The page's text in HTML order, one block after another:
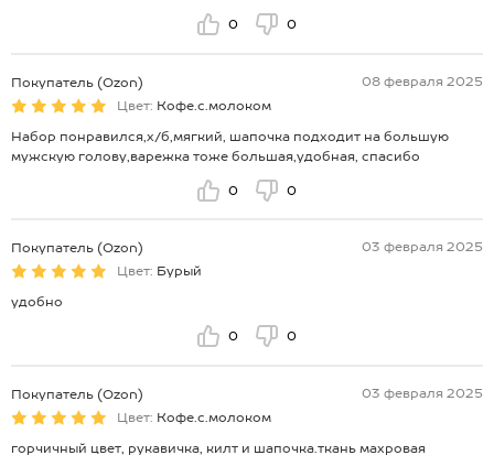
0 0
Покупатель (Ozon)
08 февраля 2025
Цвет: Кофе.с.молоком
Набор понравился,х/б,мягкий, шапочка подходит на большую
мужскую голову,варежка тоже большая,удобная, спасибо
0 0
Покупатель (Ozon)
03 февраля 2025
Цвет: Бурый
удобно
0 0
Покупатель (Ozon)
03 февраля 2025
Цвет: Кофе.с.молоком
горчичный цвет, рукавичка, килт и шапочка.ткань махровая